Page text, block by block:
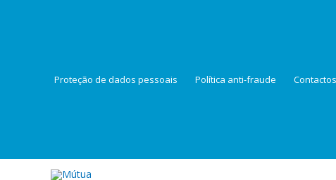
Proteção de dados pessoais Política anti-fraude Contactos